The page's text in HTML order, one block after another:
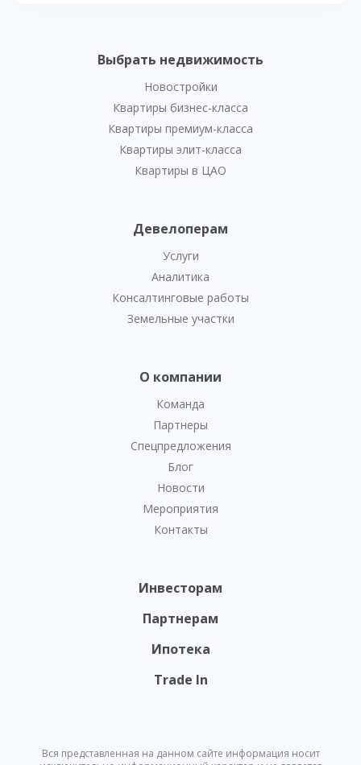
Выбрать недвижимость
Новостройки
Квартиры бизнес-класса
Квартиры премиум-класса
Квартиры элит-класса
Квартиры в ЦАО
Девелоперам
Услуги
Аналитика
Консалтинговые работы
Земельные участки
О компании
Команда
Партнеры
Спецпредложения
Блог
Новости
Мероприятия
Контакты
Инвесторам
Партнерам
Ипотека
Trade In
Вся представленная на данном сайте информация носит